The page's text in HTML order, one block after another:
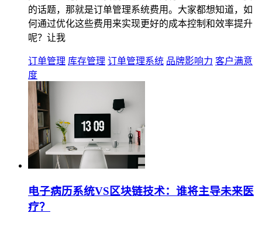
的话题，那就是订单管理系统费用。大家都想知道，如
何通过优化这些费用来实现更好的成本控制和效率提升
呢？让我
订单管理 库存管理 订单管理系统 品牌影响力 客户满意
度
电子病历系统VS区块链技术：谁将主导未来医
疗？